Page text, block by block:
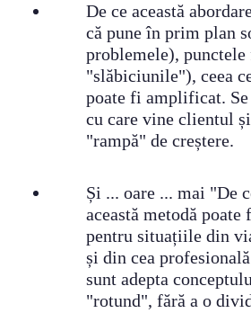
De ce această
că pune în prim plan
problemele),
"slăbiciunile"), ceea
poate fi amplificat.
cu care vine clientul
"rampă" de creștere.
Și ... oare ... mai "De
această metodă
pentru situațiile din
și din cea
sunt adepta
"rotund", fără a o